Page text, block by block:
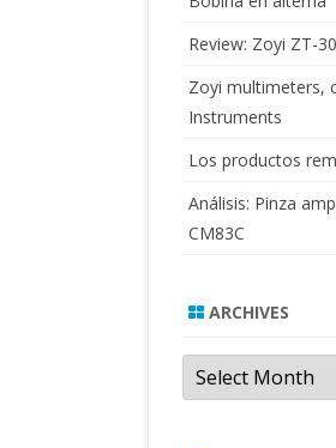
Review: Zoyi ZT-
Zoyi multimeters,
Instruments
Los productos
Análisis: Pinza
CM83C
ARCHIVES
Archives